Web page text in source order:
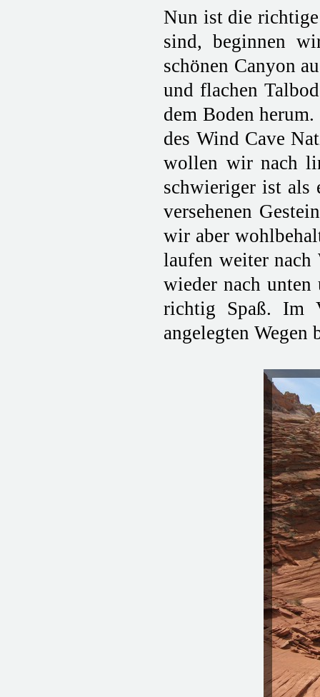
Nun ist die
sind, beginnen
schönen Canyon
und flachen
dem Boden
des Wind Cave
wollen wir nach
schwieriger ist als
versehenen
wir aber
laufen weiter nach
wieder nach
richtig Spaß. Im
angelegten